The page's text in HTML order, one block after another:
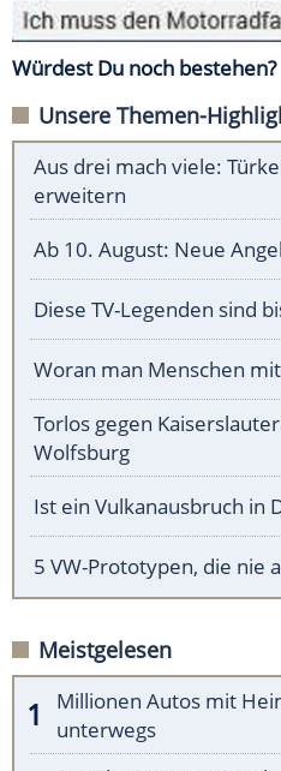
Würdest Du noch bestehen?
Unsere Themen-
Aus drei mach viele:
erweitern
Ab 10. August: Neue
Diese TV-Legenden sind
Woran man Menschen
Torlos gegen
Wolfsburg
Ist ein Vulkanausbruch in
5 VW-Prototypen, die nie
Meistgelesen
Millionen Autos mit
unterwegs